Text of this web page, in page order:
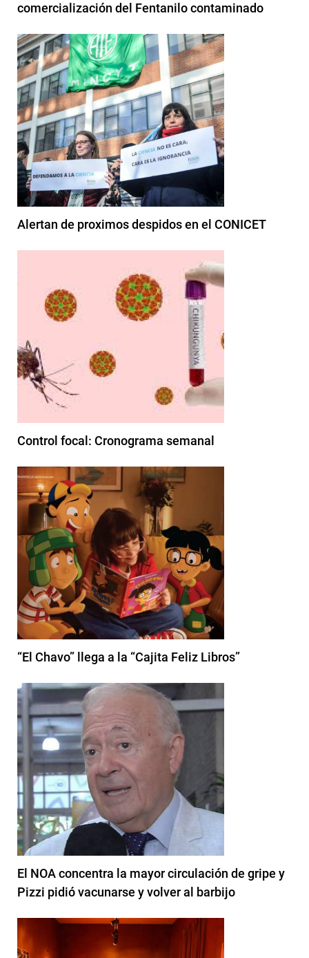
comercialización del Fentanilo contaminado
Alertan de proximos despidos en el CONICET
Control focal: Cronograma semanal
“El Chavo” llega a la “Cajita Feliz Libros”
El NOA concentra la mayor circulación de gripe y
Pizzi pidió vacunarse y volver al barbijo